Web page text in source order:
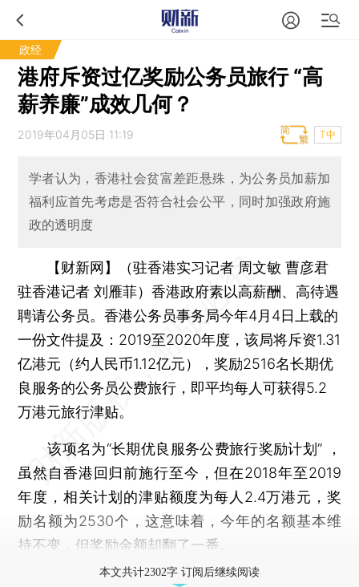
政经
港府斥资过亿奖励公务员旅行 “高
薪养廉”成效几何？
2019年04月05日 11:19 T中
学者认为，香港社会贫富差距悬殊，为公务员加薪加
福利应首先考虑是否符合社会公平，同时加强政府施
政的透明度
【财新网】（驻香港实习记者 周文敏 曹彦君
驻香港记者 刘雁菲）香港政府素以高薪酬、高待遇
聘请公务员。香港公务员事务局今年4月4日上载的
一份文件提及：2019至2020年度，该局将斥资1.31
亿港元（约人民币1.12亿元），奖励2516名长期优
良服务的公务员公费旅行，即平均每人可获得5.2
万港元旅行津贴。
该项名为“长期优良服务公费旅行奖励计划” ，
虽然自香港回归前施行至今，但在2018年至2019
年度，相关计划的津贴额度为每人2.4万港元，奖
励名额为2530个，这意味着，今年的名额基本维
持不变，但奖励金额却翻了一番。
本文共计2302字 订阅后继续阅读